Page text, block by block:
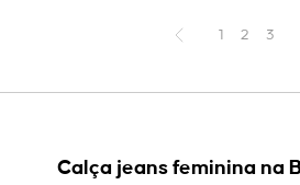
1 2 3
Calça jeans feminina na